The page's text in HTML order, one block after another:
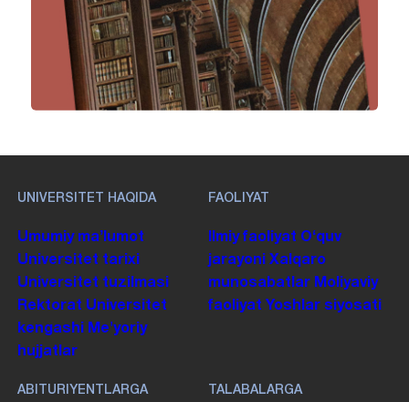
UNIVERSITET HAQIDA
Umumiy maʼlumot
Universitet tarixi
Universitet tuzilmasi
Rektorat Universitet
kengashi Me'yoriy
hujjatlar
FAOLIYAT
Ilmiy faoliyat Oʻquv
jarayoni Xalqaro
munosabatlar Moliyaviy
faoliyat Yoshlar siyosati
ABITURIYENTLARGA TALABALARGA